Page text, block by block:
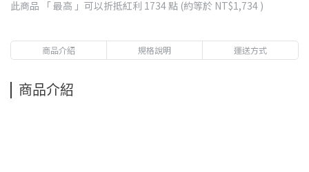
此商品 「 最高 」可以折抵紅利 1734點 (約等於 NT$1,734 )
商品介紹 規格說明 運送方式
商品介紹